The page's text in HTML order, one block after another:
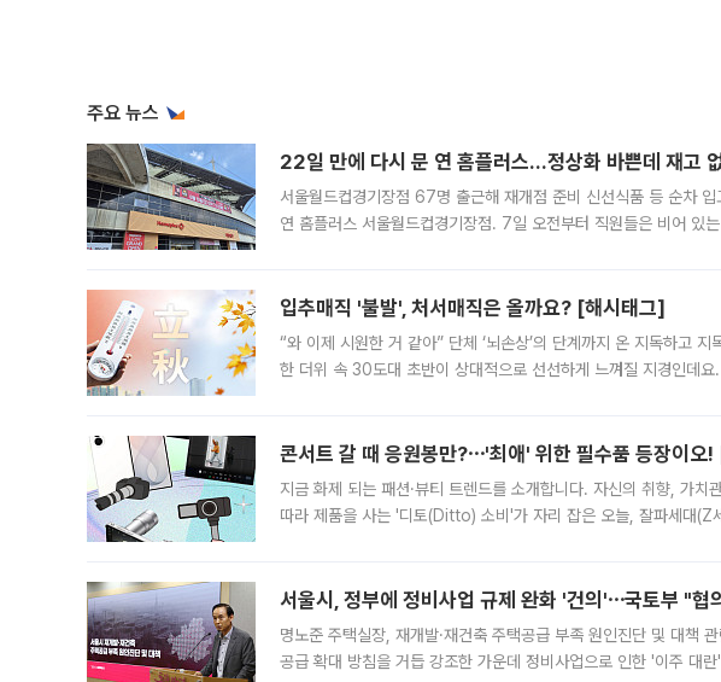
주요 뉴스
22일 만에 다시 문 연 홈플러스…정상화 바쁜데 재고
서울월드컵경기장점 67명 출근해 재개점 준비 신선식품 등 순차
연 홈플러스 서울월드컵경기장점. 7일 오전부터 직원들은 비어 있
입추매직 '불발', 처서매직은 올까요? [해시태그]
“와 이제 시원한 거 같아” 단체 ‘뇌손상’의 단계까지 온 지독하고
한 더위 속 30도대 초반이 상대적으로 선선하게 느껴질 지경인데
콘서트 갈 때 응원봉만?⋯'최애' 위한 필수품 등장이오
지금 화제 되는 패션·뷰티 트렌드를 소개합니다. 자신의 취향, 가치
따라 제품을 사는 '디토(Ditto) 소비'가 자리 잡은 오늘, 잘파세대(Z
서울시, 정부에 정비사업 규제 완화 '건의'⋯국토부 "협
명노준 주택실장, 재개발·재건축 주택공급 부족 원인진단 및 대책
공급 확대 방침을 거듭 강조한 가운데 정비사업으로 인한 '이주 대